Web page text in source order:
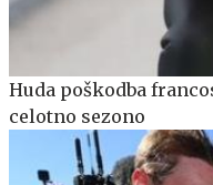
Huda poškodba
celotno sezono